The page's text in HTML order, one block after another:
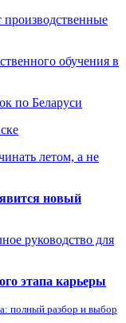
обучения в
по Беларуси
летом, а не
новый
руководство для
этапа карьеры
полный разбор и выбор